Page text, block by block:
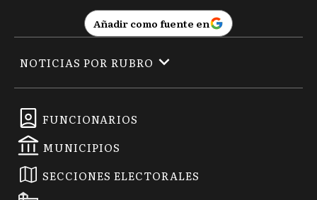
Añadir como fuente en
FUNCIONARIOS
MUNICIPIOS
SECCIONES ELECTORALES
NOTICIAS POR RUBRO